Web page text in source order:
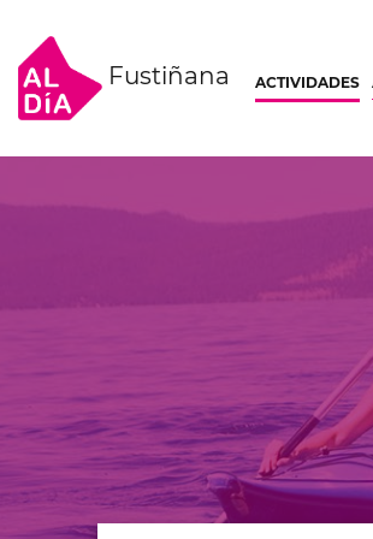
Fustiñana ACTIVIDADES